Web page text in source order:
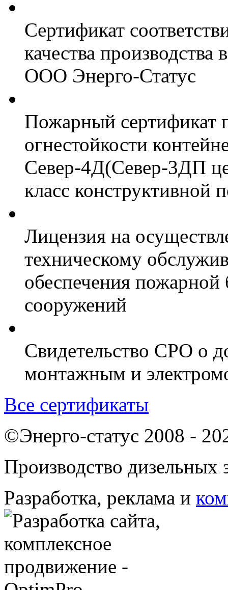
Сертификат
качества
ООО Энерго-Статус
Пожарный сертификат
огнестойкости
Север-4Д(Север-3ДП
класс конструктивной
Лицензия на
техническому
обеспечения пожарной
сооружений
Свидетельство СРО о
монтажным и
Все сертификаты
©Энерго-статус 2008 -
Производство дизельных
Разработка, реклама и